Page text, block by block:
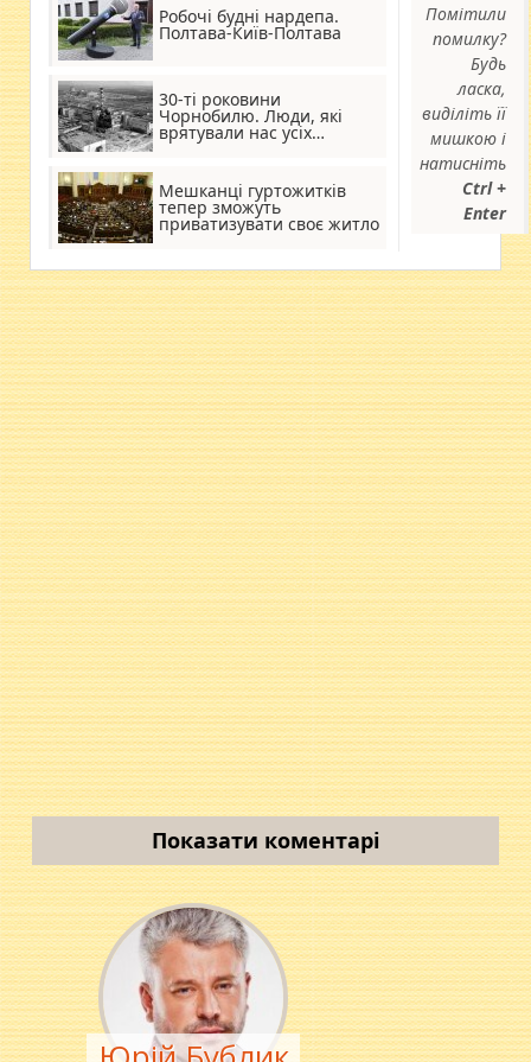
Робочі будні нардепа.
Полтава-Київ-Полтава
30-ті роковини
Чорнобилю. Люди, які
врятували нас усіх…
Мешканці гуртожитків
тепер зможуть
приватизувати своє житло
Помітили
помилку?
Будь
ласка,
виділіть її
мишкою і
натисніть
Ctrl +
Enter
Показати коментарі